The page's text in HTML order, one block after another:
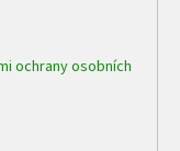
ochrany osobních